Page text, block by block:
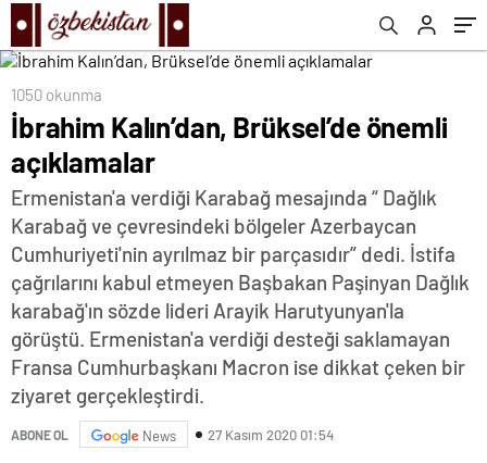
1050 okunma
İbrahim Kalın’dan, Brüksel’de önemli
açıklamalar
Ermenistan'a verdiği Karabağ mesajında “ Dağlık
Karabağ ve çevresindeki bölgeler Azerbaycan
Cumhuriyeti'nin ayrılmaz bir parçasıdır” dedi. İstifa
çağrılarını kabul etmeyen Başbakan Paşinyan Dağlık
karabağ'ın sözde lideri Arayik Harutyunyan'la
görüştü. Ermenistan'a verdiği desteği saklamayan
Fransa Cumhurbaşkanı Macron ise dikkat çeken bir
ziyaret gerçekleştirdi.
ABONE OL News 27 Kasım 2020 01:54